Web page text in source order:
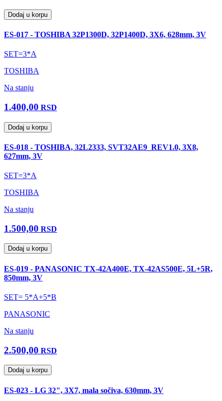
Dodaj u korpu
ES-017 - TOSHIBA 32P1300D, 32P1400D, 3X6, 628mm, 3V
SET=3*A
TOSHIBA
Na stanju
1.400,00 RSD
Dodaj u korpu
ES-018 - TOSHIBA, 32L2333, SVT32AE9_REV1.0, 3X8,
627mm, 3V
SET=3*A
TOSHIBA
Na stanju
1.500,00 RSD
Dodaj u korpu
ES-019 - PANASONIC TX-42A400E, TX-42AS500E, 5L+5R,
850mm, 3V
SET= 5*A+5*B
PANASONIC
Na stanju
2.500,00 RSD
Dodaj u korpu
ES-023 - LG 32", 3X7, mala sočiva, 630mm, 3V